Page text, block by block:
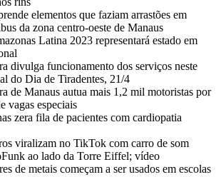
elementos que faziam arrastões em
da zona centro-oeste de Manaus
Latina 2023 representará estado em
divulga funcionamento dos serviços neste
do Dia de Tiradentes, 21/4
de Manaus autua mais 1,2 mil motoristas por
vagas especiais
zera fila de pacientes com cardiopatia
viralizam no TikTok com carro de som
ao lado da Torre Eiffel; vídeo
de metais começam a ser usados em escolas